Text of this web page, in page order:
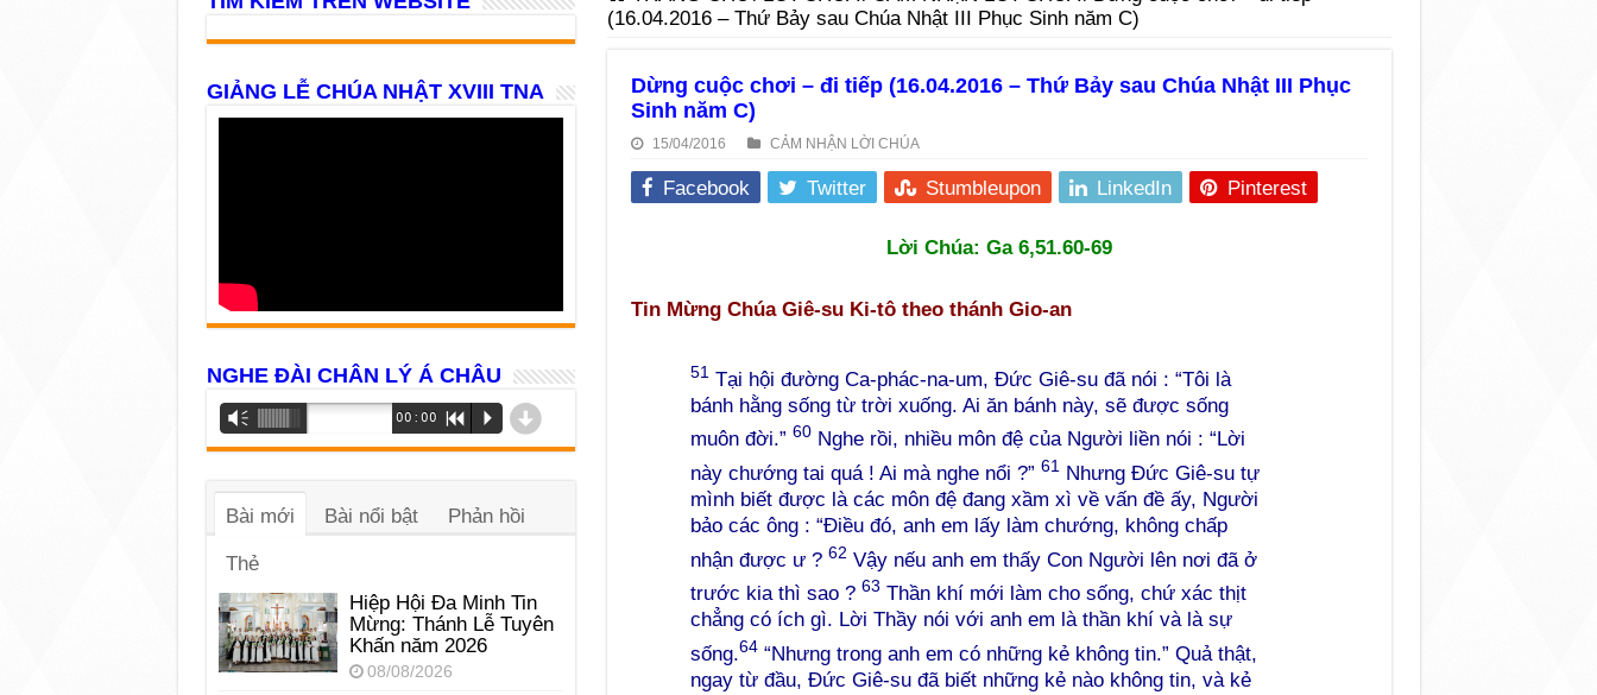
(16.04.2016 – Thứ Bảy sau Chúa Nhật III Phục Sinh năm C)
Dừng cuộc chơi – đi tiếp (16.04.2016 – Thứ Bảy sau Chúa Nhật III Phục
Sinh năm C)
15/04/2016 CẢM NHẬN LỜI CHÚA
Facebook Twitter Stumbleupon LinkedIn Pinterest
Lời Chúa: Ga 6,51.60-69
Tin Mừng Chúa Giê-su Ki-tô theo thánh Gio-an
51Tại hội đường Ca-phác-na-um, Đức Giê-su đã nói : “Tôi là
bánh hằng sống từ trời xuống. Ai ăn bánh này, sẽ được sống
muôn đời.” 60Nghe rồi, nhiều môn đệ của Người liền nói : “Lời
này chướng tai quá ! Ai mà nghe nổi ?” 61Nhưng Đức Giê-su tự
mình biết được là các môn đệ đang xầm xì về vấn đề ấy, Người
bảo các ông : “Điều đó, anh em lấy làm chướng, không chấp
nhận được ư ? 62 Vậy nếu anh em thấy Con Người lên nơi đã ở
trước kia thì sao ? 63 Thần khí mới làm cho sống, chứ xác thịt
chẳng có ích gì. Lời Thầy nói với anh em là thần khí và là sự
sống.64“Nhưng trong anh em có những kẻ không tin.” Quả thật,
ngay từ đầu, Đức Giê-su đã biết những kẻ nào không tin, và kẻ
GIẢNG LỄ CHÚA NHẬT XVIII TNA
NGHE ĐÀI CHÂN LÝ Á CHÂU
Trình
phát
âm
Vm 00:00 R P d
Bài mới Bài nổi bật Phản hồi
Thẻ
Hiệp Hội Đa Minh Tin
Mừng: Thánh Lễ Tuyên
Khấn năm 2026
08/08/2026